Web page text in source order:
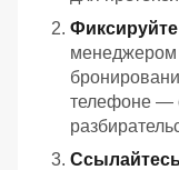
менеджером
телефоне —